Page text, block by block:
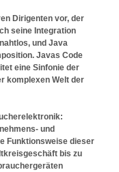
Dirigenten vor, der
seine Integration
und Java
Javas Code
eine Sinfonie der
komplexen Welt der
und
Funktionsweise dieser
bis zu